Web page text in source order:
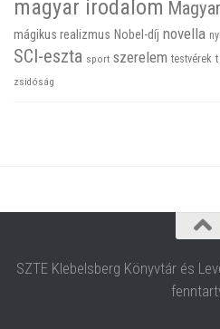
magyar irodalom
mágikus realizmus Nobel-díj novella
SCI-eszta sport szerelem testvérek
zsidóság
SZTE Klebelsberg Könyvtár és